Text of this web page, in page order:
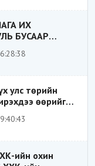
ИХ
БУСААР
улс төрийн
өөрийгөө
“хуучин
гэсэн
ийн охин